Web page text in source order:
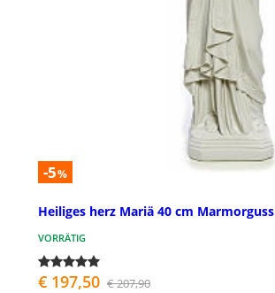
-5%
Heiliges herz Mariä 40 cm Marmorguss
VORRÄTIG
€ 197,50 € 207,90